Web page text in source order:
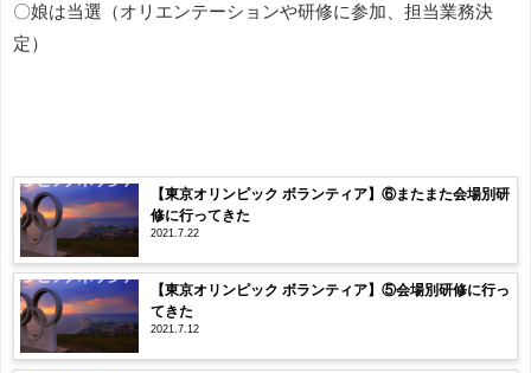
〇娘は当選（オリエンテーションや研修に参加、担当業務決
定）
【東京オリンピック ボランティア】⑥またまた会場別研
修に行ってきた
2021.7.22
【東京オリンピック ボランティア】⑤会場別研修に行っ
てきた
2021.7.12